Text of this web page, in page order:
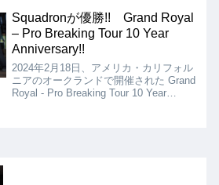
ました!!
Squadronが優勝!! Grand Royal
– Pro Breaking Tour 10 Year
Anniversary!!
2024年2月18日、アメリカ・カリフォル
ニアのオークランドで開催された Grand
Royal - Pro Breaking Tour 10 Year